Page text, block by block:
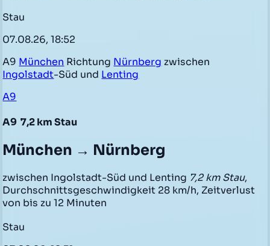
Stau
07.08.26, 18:52
A9 München Richtung Nürnberg zwischen
Ingolstadt-Süd und Lenting
A9
A9 7,2 km Stau
München → Nürnberg
zwischen Ingolstadt-Süd und Lenting 7,2 km Stau,
Durchschnittsgeschwindigkeit 28 km/h, Zeitverlust
von bis zu 12 Minuten
Stau